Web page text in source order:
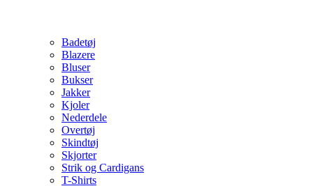
Badetøj
Blazere
Bluser
Bukser
Jakker
Kjoler
Nederdele
Overtøj
Skindtøj
Skjorter
Strik og Cardigans
T-Shirts